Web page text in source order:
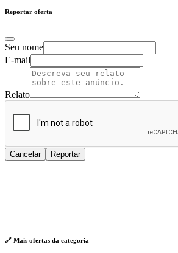
Reportar oferta
Seu nome
E-mail
Relato
Cancelar Reportar
🔗 Mais ofertas da categoria